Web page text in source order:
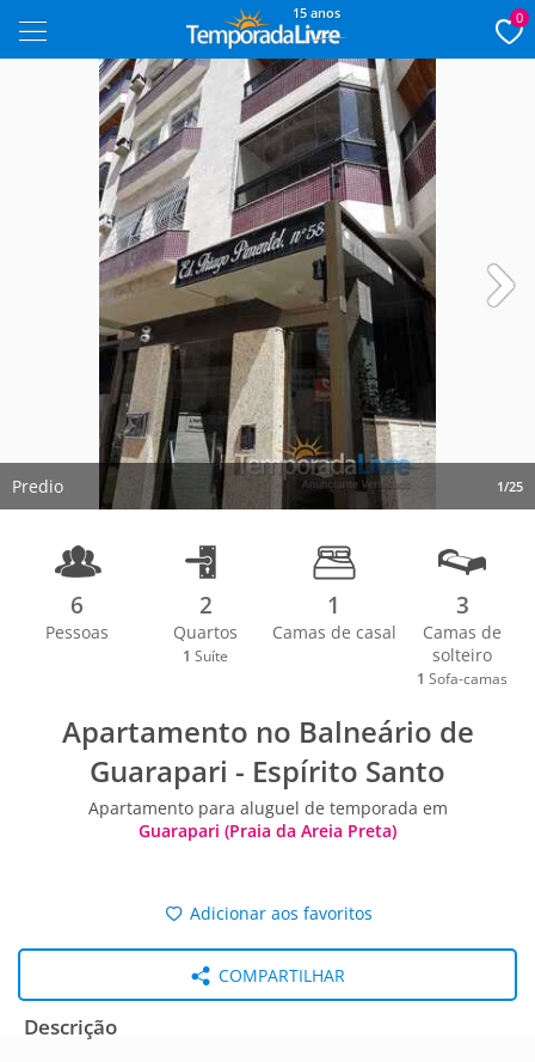
15 anos 0
Predio 1/25
6
Pessoas
2
Quartos
1 Suíte
1
Camas de casal
3
Camas de
solteiro
1 Sofa-camas
Apartamento no Balneário de
Guarapari - Espírito Santo
Apartamento para aluguel de temporada em
Guarapari (Praia da Areia Preta)
Adicionar aos favoritos
COMPARTILHAR
Descrição